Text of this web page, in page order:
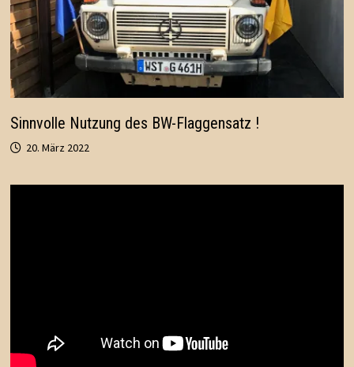
Sinnvolle Nutzung des BW-Flaggensatz !
20. März 2022